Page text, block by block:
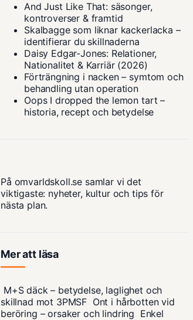
And Just Like That: säsonger,
kontroverser & framtid
Skalbagge som liknar kackerlacka –
identifierar du skillnaderna
Daisy Edgar-Jones: Relationer,
Nationalitet & Karriär (2026)
Förträngning i nacken – symtom och
behandling utan operation
Oops I dropped the lemon tart –
historia, recept och betydelse
På omvarldskoll.se samlar vi det
viktigaste: nyheter, kultur och tips för
nästa plan.
Mer att läsa
M+S däck – betydelse, laglighet och
skillnad mot 3PMSF Ont i hårbotten vid
beröring – orsaker och lindring Enkel